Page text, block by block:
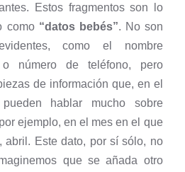
Estos fragmentos son lo
como “datos bebés”. No son
como el nombre
o número de teléfono, pero
de información que, en el
hablar mucho sobre
ejemplo, en el mes en el que
abril. Este dato, por sí sólo, no
que se añada otro